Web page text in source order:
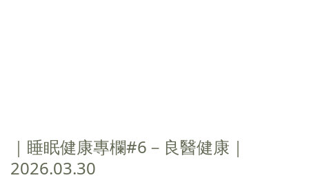
｜睡眠健康專欄#6－良醫健康｜
2026.03.30